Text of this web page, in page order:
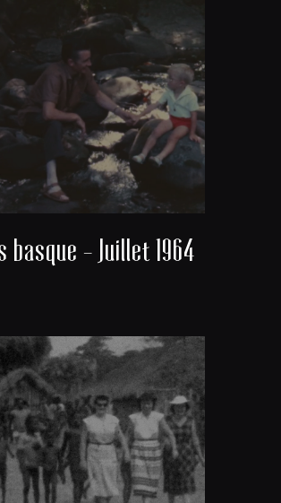
basque - Juillet 1964